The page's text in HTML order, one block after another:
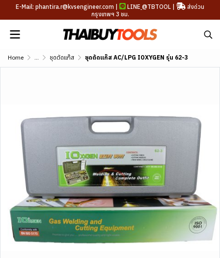
E-Mail: phantira.r@kvsengineer.com | LINE @TBTOOL |
ส่งด่วน
กรุงเทพฯ 3 ชม.
Home ... ชุดตัดแก๊ส ชุดตัดแก๊ส AC/LPG IOXYGEN รุ่น 62-3